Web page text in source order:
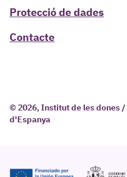
Protecció de dades
Contacte
© 2026, Institut de les dones
d'Espanya